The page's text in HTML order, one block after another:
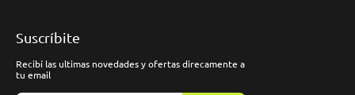
Suscríbite
Recibí las ultimas novedades y ofertas direcamente a
tu email